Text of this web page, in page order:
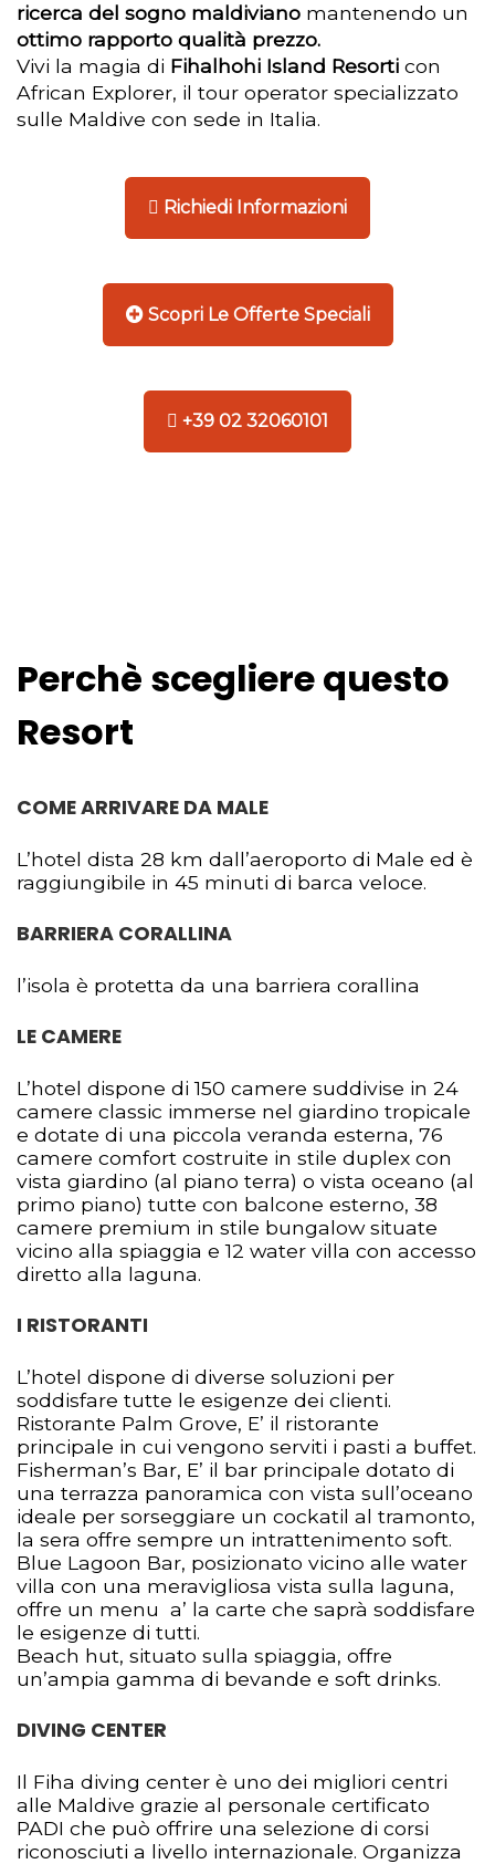
ricerca del sogno maldiviano mantenendo un
ottimo rapporto qualità prezzo.
Vivi la magia di Fihalhohi Island Resorti con
African Explorer, il tour operator specializzato
sulle Maldive con sede in Italia.
Richiedi Informazioni
Scopri Le Offerte Speciali
+39 02 32060101
Perchè scegliere questo
Resort
COME ARRIVARE DA MALE
L’hotel dista 28 km dall’aeroporto di Male ed è
raggiungibile in 45 minuti di barca veloce.
BARRIERA CORALLINA
l’isola è protetta da una barriera corallina
LE CAMERE
L’hotel dispone di 150 camere suddivise in 24
camere classic immerse nel giardino tropicale
e dotate di una piccola veranda esterna, 76
camere comfort costruite in stile duplex con
vista giardino (al piano terra) o vista oceano (al
primo piano) tutte con balcone esterno, 38
camere premium in stile bungalow situate
vicino alla spiaggia e 12 water villa con accesso
diretto alla laguna.
I RISTORANTI
L’hotel dispone di diverse soluzioni per
soddisfare tutte le esigenze dei clienti.
Ristorante Palm Grove, E’ il ristorante
principale in cui vengono serviti i pasti a buffet.
Fisherman’s Bar, E’ il bar principale dotato di
una terrazza panoramica con vista sull’oceano
ideale per sorseggiare un cockatil al tramonto,
la sera offre sempre un intrattenimento soft.
Blue Lagoon Bar, posizionato vicino alle water
villa con una meravigliosa vista sulla laguna,
offre un menu a’ la carte che saprà soddisfare
le esigenze di tutti.
Beach hut, situato sulla spiaggia, offre
un’ampia gamma di bevande e soft drinks.
DIVING CENTER
Il Fiha diving center è uno dei migliori centri
alle Maldive grazie al personale certificato
PADI che può offrire una selezione di corsi
riconosciuti a livello internazionale. Organizza